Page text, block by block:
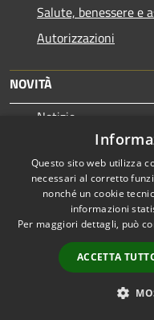
Salute, benessere e
Autorizzazioni
NOVITÀ
Notizie
Comunicati
Avvisi
VIVERE IL COMUNE
Luoghi
Eventi
Questo sito web utilizza
necessari al corretto
nonché un cookie
informazioni
Per maggiori dettagli, può
ACCETTA